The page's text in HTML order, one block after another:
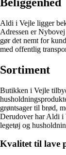
Aldi i Vejle ligger
Adressen er
gør det nemt for
med offentlig
Sortiment
Butikken i Vejle
grøntsager til brød,
Derudover har Aldi i
legetøj og
Kvalitet til lave